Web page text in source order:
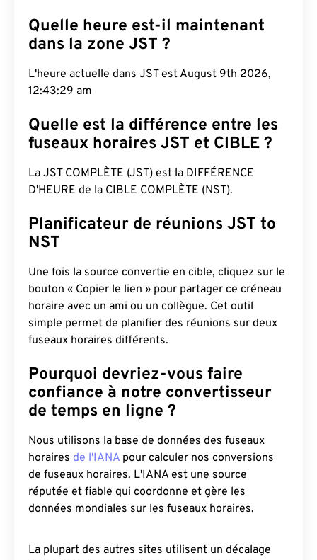
Quelle heure est-il maintenant
dans la zone JST ?
L'heure actuelle dans JST est August 9th 2026,
12:43:30 am
Quelle est la différence entre les
fuseaux horaires JST et CIBLE ?
La JST COMPLÈTE (JST) est la DIFFÉRENCE
D'HEURE de la CIBLE COMPLÈTE (NST).
Planificateur de réunions JST to
NST
Une fois la source convertie en cible, cliquez sur le
bouton « Copier le lien » pour partager ce créneau
horaire avec un ami ou un collègue. Cet outil
simple permet de planifier des réunions sur deux
fuseaux horaires différents.
Pourquoi devriez-vous faire
confiance à notre convertisseur
de temps en ligne ?
Nous utilisons la base de données des fuseaux
horaires de l'IANA pour calculer nos conversions
de fuseaux horaires. L'IANA est une source
réputée et fiable qui coordonne et gère les
données mondiales sur les fuseaux horaires.
La plupart des autres sites utilisent un décalage